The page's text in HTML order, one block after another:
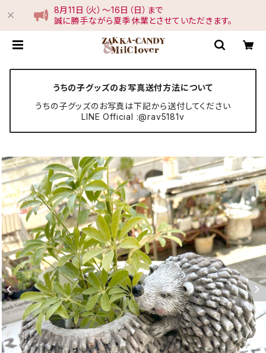
8月11日（火）〜16日（日）まで
誠に勝手ながら夏季休業とさせていただきます。
うちの子グッズのお写真送付方法について
うちの子グッズのお写真は下記から送付してください
LINE Official :@rav5181v